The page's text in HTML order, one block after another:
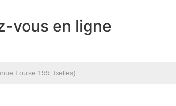
vous en ligne